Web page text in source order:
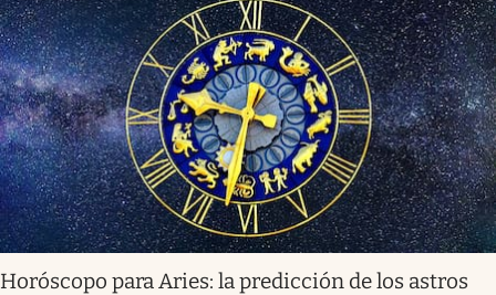
Horóscopo para Aries: la predicción de los astros